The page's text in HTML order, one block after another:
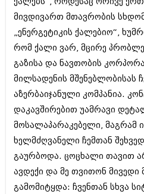
მარტი 2014 (413)
თებერვალი 2014 (318)
იანვარი 2014 (297)
დეკემბერი 2013 (365)
ნოემბერი 2013 (279)
ოქტომბერი 2013 (256)
სექტემბერი 2013 (368)
აგვისტო 2013 (89)
ივლისი 2013 (182)
ივნისი 2013 (212)
მაისი 2013 (259)
მარტი 2013 (352)
თებერვალი 2013 (204)
იანვარი 2013 (334)
დეკემბერი 2012 (98)
მივდივართ მთავრობის
„ენერგეტიკის ქალებიო“,
რომ ქალი ვარ, მცირე
გაზისა და ნავთობის
მილსადენის მშენებლობისას
აზერბაიჯანული კომპანია.
დაკავშირებით უამრავი
მოსალაპარაკებელი, მაგრამ
ხელმძღვანელი ჩემთან
გაურბოდა. ცოცხალი თავით
ავდექი და მე თვითონ
გამომიტყდა: ჩვენთან სხვა